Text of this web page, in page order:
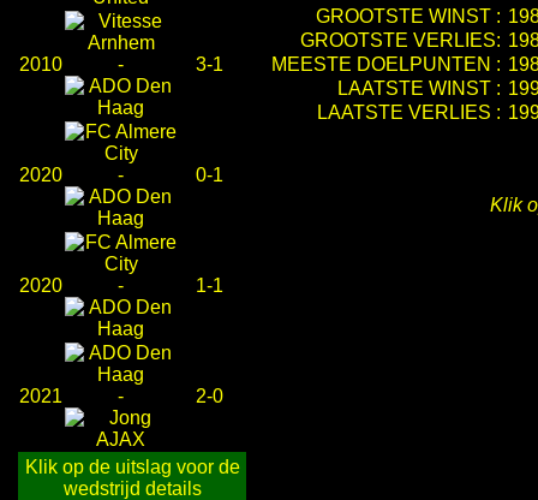
2010 - 3-1
2020 - 0-1
2020 - 1-1
2021 - 2-0
Klik op de uitslag voor de
wedstrijd details
GROOTSTE WINST :
GROOTSTE VERLIES:
MEESTE DOELPUNTEN :
LAATSTE WINST :
LAATSTE VERLIES :
Klik